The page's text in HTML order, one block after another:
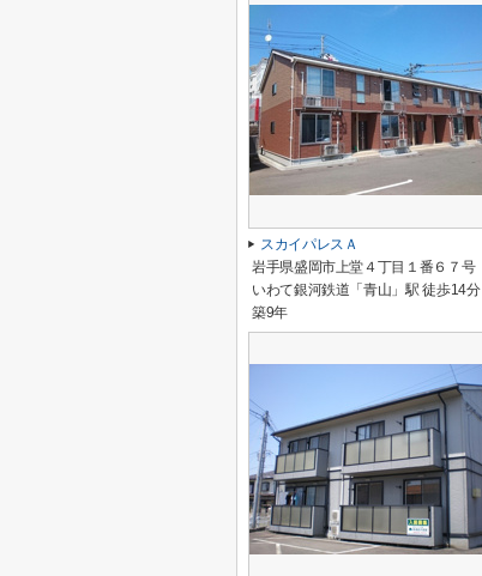
スカイパレスＡ
岩手県盛岡市上堂４丁目１番６７号
いわて銀河鉄道「青山」駅 徒歩14分
築9年